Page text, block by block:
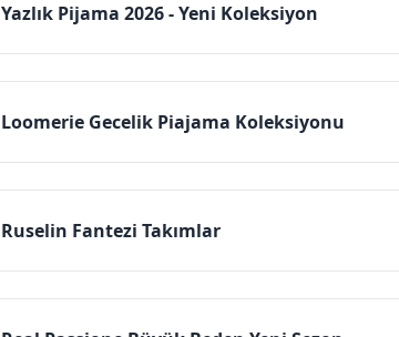
Yazlık Pijama 2026 - Yeni Koleksiyon
Loomerie Gecelik Piajama Koleksiyonu
Ruselin Fantezi Takımlar